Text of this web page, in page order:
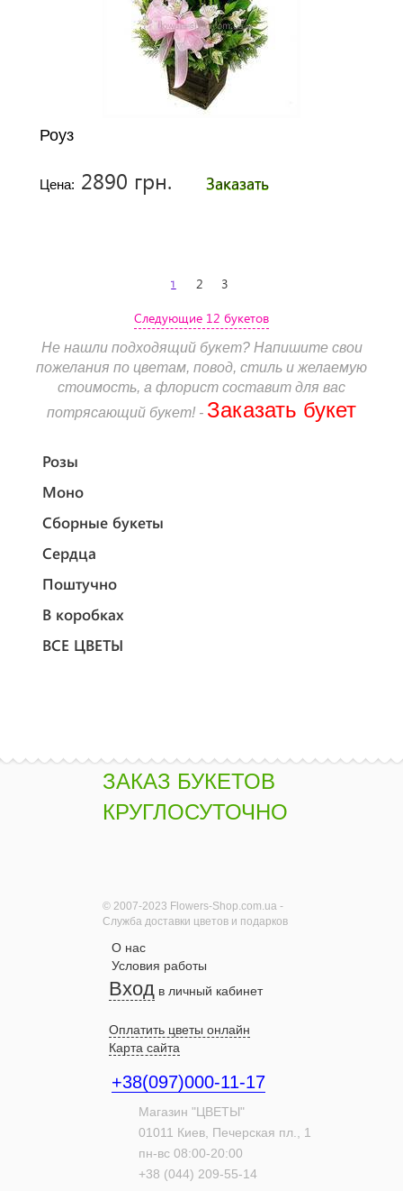
Роуз
Цена: 2890 грн. Заказать
1 2
3
Следующие 12 букетов
Не нашли подходящий букет? Напишите свои
пожелания по цветам, повод, стиль и желаемую
стоимость, а флорист составит для вас
потрясающий букет! - Заказать букет
Розы
Моно
Сборные букеты
Сердца
Поштучно
В коробках
ВСЕ ЦВЕТЫ
ЗАКАЗ БУКЕТОВ
КРУГЛОСУТОЧНО
© 2007-2023 Flowers-Shop.com.ua -
Служба доставки цветов и подарков
О нас
Условия работы
Вход в личный кабинет
Оплатить цветы онлайн
Карта сайта
+38(097)000-11-17
Магазин "ЦВЕТЫ"
01011 Киев, Печерская пл., 1
пн-вс 08:00-20:00
+38 (044) 209-55-14